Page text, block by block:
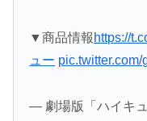
▼商品情報 https://
ュー
— 劇場版「ハイキュ